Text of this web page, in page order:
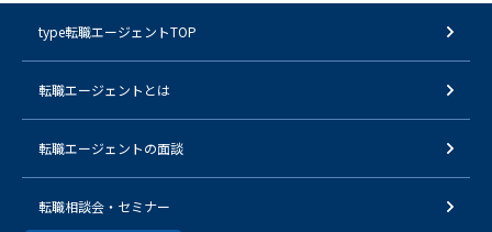
type転職エージェントTOP
転職エージェントとは
転職エージェントの面談
転職相談会・セミナー